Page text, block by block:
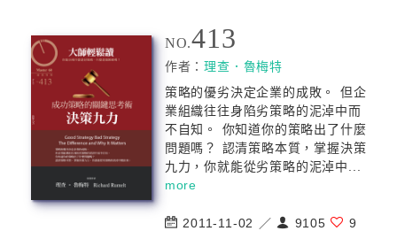
NO.413
作者：理查．魯梅特
策略的優劣決定企業的成敗。 但企
業組織往往身陷劣策略的泥淖中而
不自知。 你知道你的策略出了什麼
問題嗎？ 認清策略本質，掌握決策
九力，你就能從劣策略的泥淖中...
more
2011-11-02 ／ 9105 9